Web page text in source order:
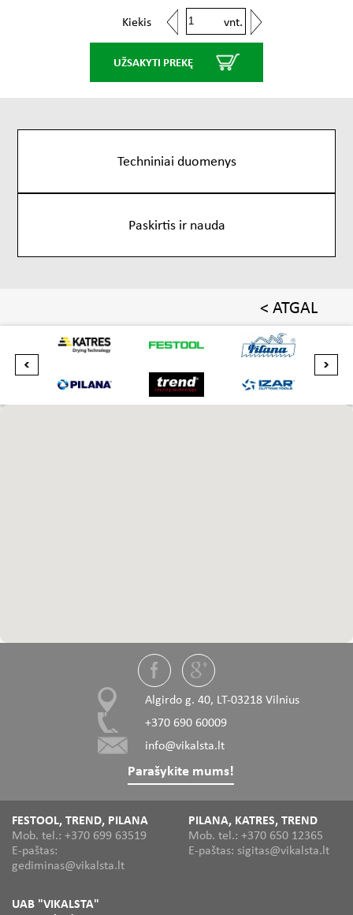
Kiekis vnt.
UŽSAKYTI PREKĘ
Techniniai duomenys
Paskirtis ir nauda
< ATGAL
Algirdo g. 40, LT-03218 Vilnius
+370 690 60009
info@vikalsta.lt
Parašykite mums!
FESTOOL, TREND, PILANA
Mob. tel.: +370 699 63519
E-paštas:
gediminas@vikalsta.lt
PILANA, KATRES, TREND
Mob. tel.: +370 650 12365
E-paštas: sigitas@vikalsta.lt
UAB "VIKALSTA"